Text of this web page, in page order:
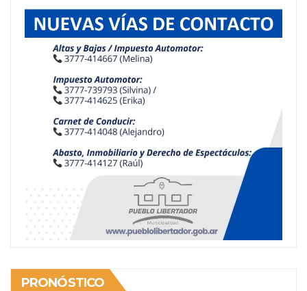
PRONÓSTICO